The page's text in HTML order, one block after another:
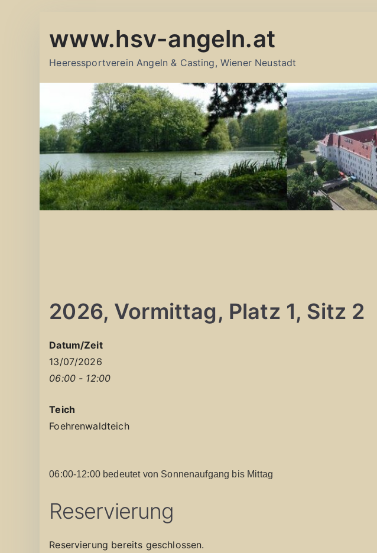
Inhalt
www.hsv-angeln.at
Heeressportverein Angeln & Casting, Wiener Neustadt
2026, Vormittag, Platz 1, Sitz 2
Datum/Zeit
13/07/2026
06:00 - 12:00
Teich
Foehrenwaldteich
06:00-12:00 bedeutet von Sonnenaufgang bis Mittag
Reservierung
Reservierung bereits geschlossen.